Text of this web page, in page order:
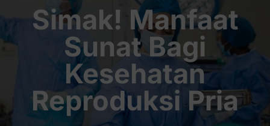
TENTANG KAMI
LAYANAN KAMI
ARTIKEL
Simak! Manfaat
Sunat Bagi
Kesehatan
Reproduksi Pria